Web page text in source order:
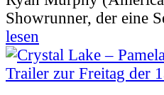
Showrunner, der eine
lesen